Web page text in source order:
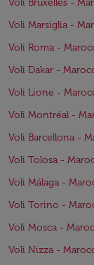
Voli Bruxelles -
Voli Marsiglia -
Voli Roma -
Voli Dakar -
Voli Lione -
Voli Montréal -
Voli Barcellona -
Voli Tolosa -
Voli Málaga -
Voli Torino -
Voli Mosca -
Voli Nizza -